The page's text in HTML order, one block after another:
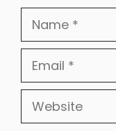
Name
Email
Website